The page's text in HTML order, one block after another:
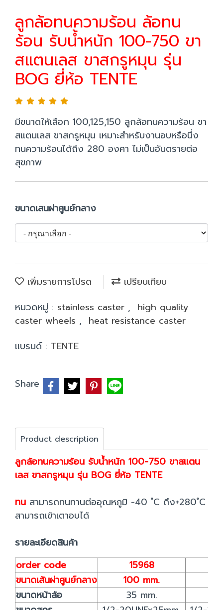
ลูกล้อทนความร้อน ล้อทน
ร้อน รับน้ำหนัก 100-750 ขา
สแตนเลส ขาสกรูหมุน รุ่น
BOG ยี่ห้อ TENTE
มีขนาดให้เลือก 100,125,150 ลูกล้อทนความร้อน ขา
สแตนเลส ขาสกรูหมุน เหมาะสำหรับงานอบหรือนึ่ง
ทนความร้อนได้ถึง 280 องศา ไม่เป็นอันตรายต่อ
สุขภาพ
ขนาดเสนผ่าศูนย์กลาง
เพิ่มรายการโปรด
เปรียบเทียบ
หมวดหมู่ : stainless caster , high quality
caster wheels , heat resistance caster
แบรนด์ : TENTE
Share
Product description
ลูกล้อทนความร้อน รับน้ำหนัก 100-750 ขาสแตน
เลส ขาสกรูหมุน รุ่น BOG ยี่ห้อ TENTE
ทน สามารถทนทานต่ออุณหภูมิ -40 ํC ถึง+280 ํC
สามารถเข้าเตาอบได้
รายละเอียดสินค้า
order code
15968
ขนาดเส้นผ่าศูนย์กลาง
100 mm.
ขนาดหน้าล้อ
35 mm.